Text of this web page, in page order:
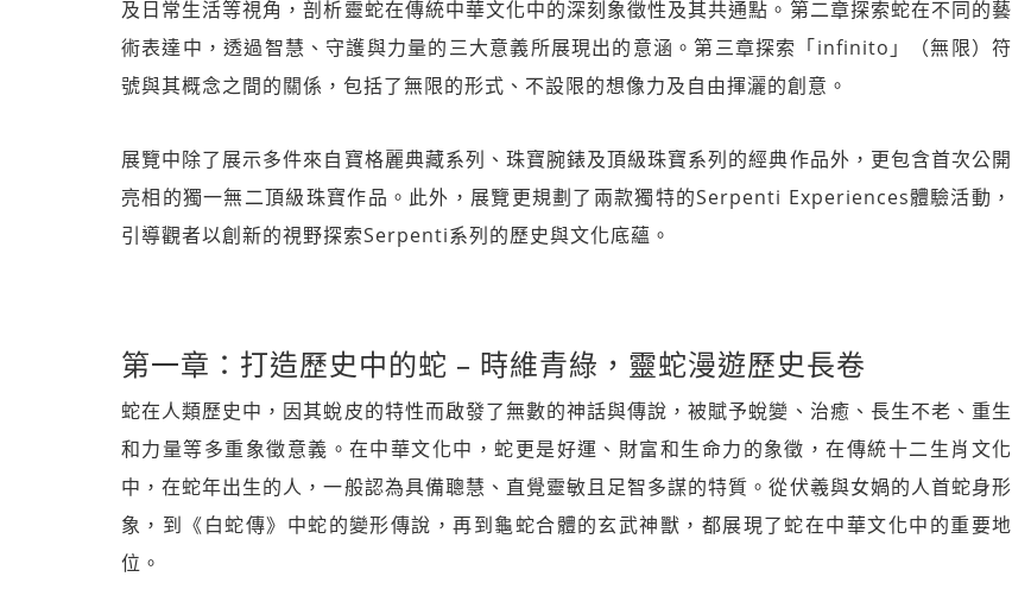
及日常生活等視角，剖析靈蛇在傳統中華文化中的深刻象徵性及其共通點。第二章探索蛇在不同的藝
術表達中，透過智慧、守護與力量的三大意義所展現出的意涵。第三章探索「infinito」（無限）符
號與其概念之間的關係，包括了無限的形式、不設限的想像力及自由揮灑的創意。
展覽中除了展示多件來自寶格麗典藏系列、珠寶腕錶及頂級珠寶系列的經典作品外，更包含首次公開
亮相的獨一無二頂級珠寶作品。此外，展覽更規劃了兩款獨特的Serpenti Experiences體驗活動，
引導觀者以創新的視野探索Serpenti系列的歷史與文化底蘊。
第一章：打造歷史中的蛇 – 時維青綠，靈蛇漫遊歷史長卷
蛇在人類歷史中，因其蛻皮的特性而啟發了無數的神話與傳說，被賦予蛻變、治癒、長生不老、重生
和力量等多重象徵意義。在中華文化中，蛇更是好運、財富和生命力的象徵，在傳統十二生肖文化
中，在蛇年出生的人，一般認為具備聰慧、直覺靈敏且足智多謀的特質。從伏羲與女媧的人首蛇身形
象，到《白蛇傳》中蛇的變形傳說，再到龜蛇合體的玄武神獸，都展現了蛇在中華文化中的重要地
位。